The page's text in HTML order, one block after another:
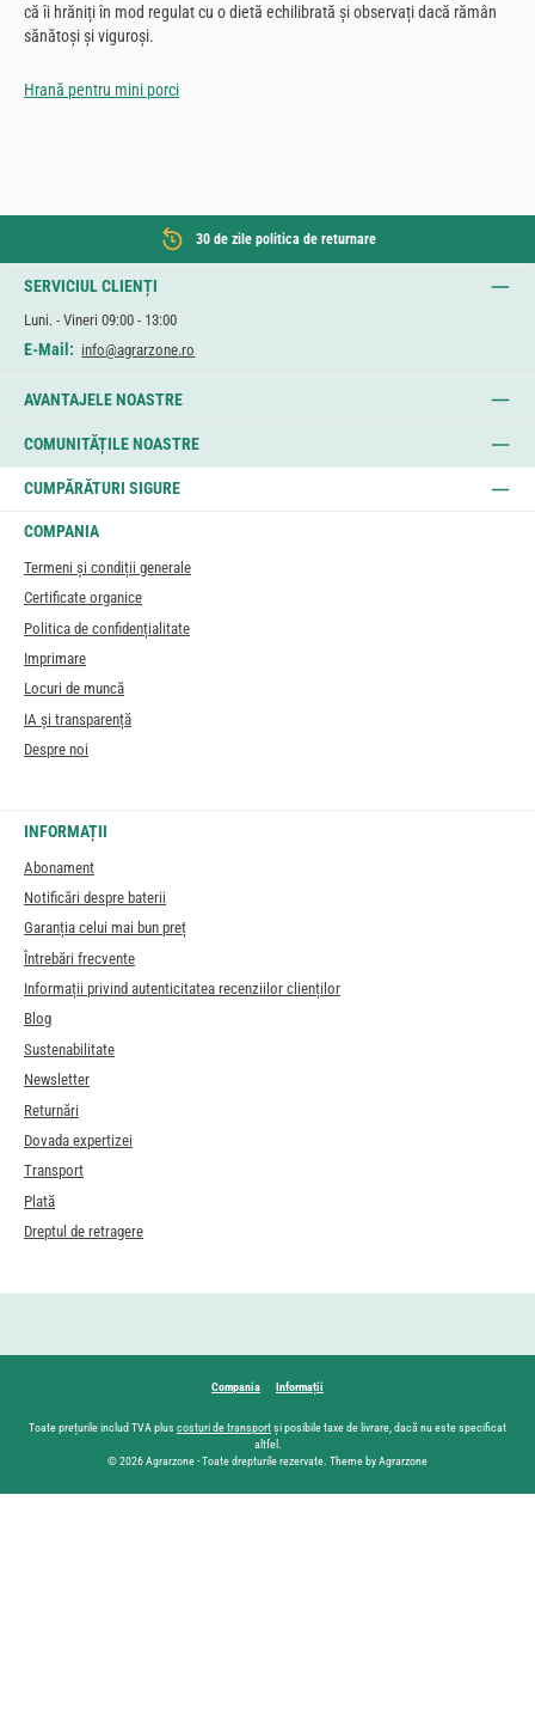
că îi hrăniți în mod regulat cu o dietă echilibrată și observați dacă rămân
sănătoși și viguroși.
Hrană pentru mini porci
30 de zile politica de returnare
SERVICIUL CLIENȚI
Luni. - Vineri 09:00 - 13:00
E-Mail: info@agrarzone.ro
AVANTAJELE NOASTRE
COMUNITĂȚILE NOASTRE
CUMPĂRĂTURI SIGURE
COMPANIA
Termeni și condiții generale
Certificate organice
Politica de confidențialitate
Imprimare
Locuri de muncă
IA și transparență
Despre noi
INFORMAȚII
Abonament
Notificări despre baterii
Garanția celui mai bun preț
Întrebări frecvente
Informații privind autenticitatea recenziilor clienților
Blog
Sustenabilitate
Newsletter
Returnări
Dovada expertizei
Transport
Plată
Dreptul de retragere
Compania Informații
Toate prețurile includ TVA plus costuri de transportși posibile taxe de livrare, dacă nu este specificat
altfel.
© 2026 Agrarzone - Toate drepturile rezervate. Theme by Agrarzone